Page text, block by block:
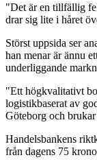
"Det är en tillfällig
drar sig lite i håret
Störst uppsida ser
han menar är ännu
underliggande
"Ett högkvalitativt
logistikbaserat av
Göteborg och
Handelsbankens
från dagens 75